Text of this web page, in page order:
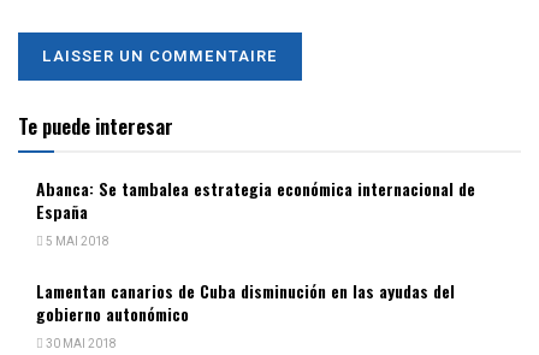
Te puede interesar
Abanca: Se tambalea estrategia económica internacional de
España
5 MAI 2018
Lamentan canarios de Cuba disminución en las ayudas del
gobierno autonómico
30 MAI 2018